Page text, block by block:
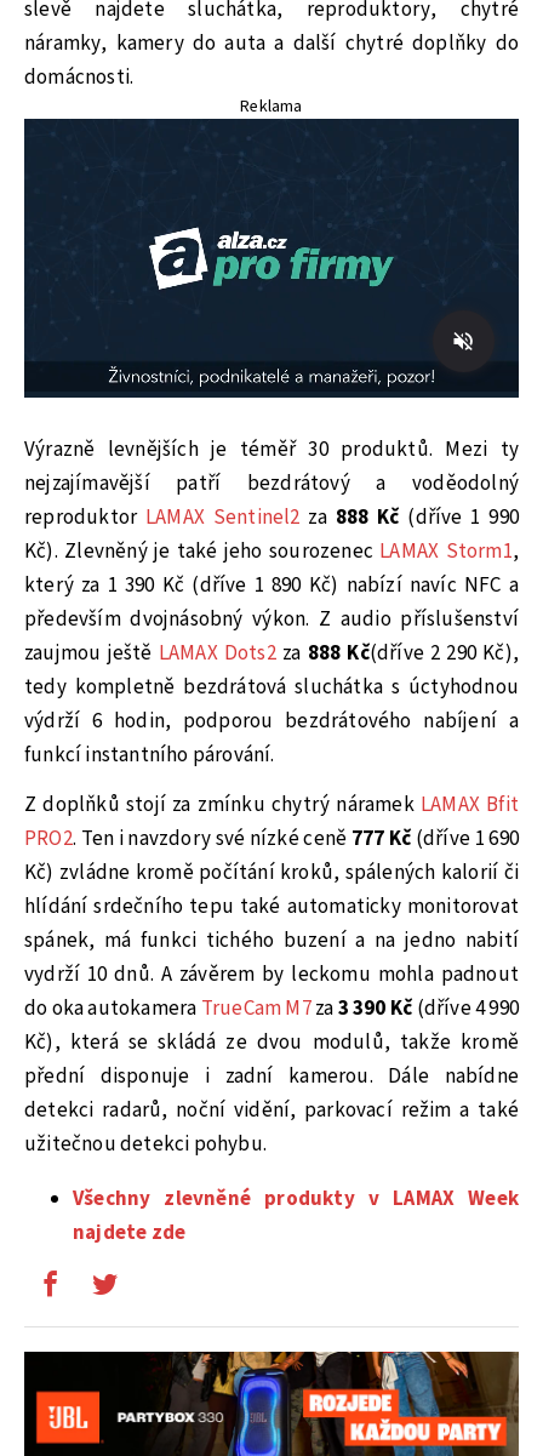
slevě najdete sluchátka, reproduktory, chytré
náramky, kamery do auta a další chytré doplňky do
domácnosti.
Reklama
Výrazně levnějších je téměř 30 produktů. Mezi ty
nejzajímavější patří bezdrátový a voděodolný
reproduktor LAMAX Sentinel2 za 888 Kč (dříve 1 990
Kč). Zlevněný je také jeho sourozenec LAMAX Storm1,
který za 1 390 Kč (dříve 1 890 Kč) nabízí navíc NFC a
především dvojnásobný výkon. Z audio příslušenství
zaujmou ještě LAMAX Dots2za 888 Kč(dříve 2 290 Kč),
tedy kompletně bezdrátová sluchátka s úctyhodnou
výdrží 6 hodin, podporou bezdrátového nabíjení a
funkcí instantního párování.
Z doplňků stojí za zmínku chytrý náramek LAMAX Bfit
PRO2. Ten i navzdory své nízké ceně 777 Kč (dříve 1 690
Kč) zvládne kromě počítání kroků, spálených kalorií či
hlídání srdečního tepu také automaticky monitorovat
spánek, má funkci tichého buzení a na jedno nabití
vydrží 10 dnů. A závěrem by leckomu mohla padnout
do oka autokamera TrueCam M7za3 390 Kč (dříve 4 990
Kč), která se skládá ze dvou modulů, takže kromě
přední disponuje i zadní kamerou. Dále nabídne
detekci radarů, noční vidění, parkovací režim a také
užitečnou detekci pohybu.
Všechny zlevněné produkty v LAMAX Week
najdete zde